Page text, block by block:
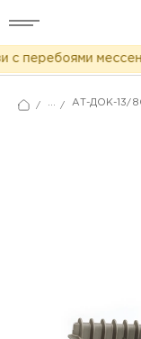
перебоями
/ ... / АТ-ДОК-13/